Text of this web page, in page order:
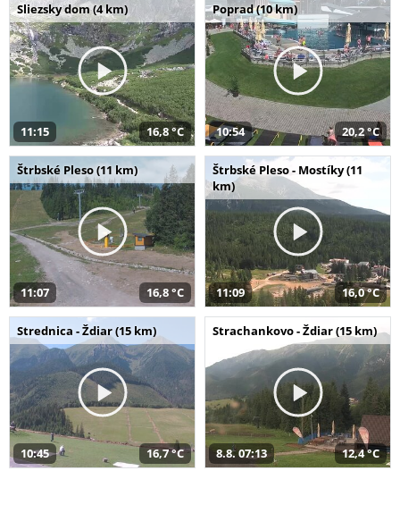
Sliezsky dom (4 km)
11:15 16,8 °C
Poprad (10 km)
10:54 20,2 °C
Štrbské Pleso (11 km)
11:07 16,8 °C
Štrbské Pleso - Mostíky (11
km)
11:09 16,0 °C
Strednica - Ždiar (15 km)
10:45 16,7 °C
Strachankovo - Ždiar (15 km)
8.8. 07:13 12,4 °C